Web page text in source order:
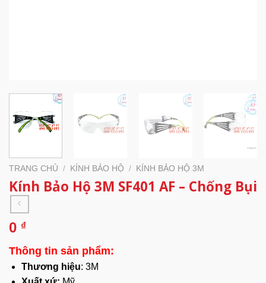
TRANG CHỦ / KÍNH BẢO HỘ / KÍNH BẢO HỘ 3M
Kính Bảo Hộ 3M SF401 AF – Chống Bụi
0 ₫
Thông tin sản phẩm:
Thương hiệu: 3M